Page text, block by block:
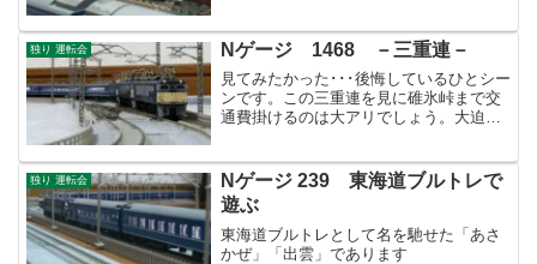
独り 運転会 Nゲージ 1468 －三重連－
見てみたかった･･･後悔しているひとシー
ンです。この三重連を見に碓氷峠まで交
通費掛けるのは大アリでしょう。大迫力
独り 運転会
Nゲージ 239 東海道ブルトレで
遊ぶ
東海道ブルトレとして名を馳せた「あさ
かぜ」「出雲」であります